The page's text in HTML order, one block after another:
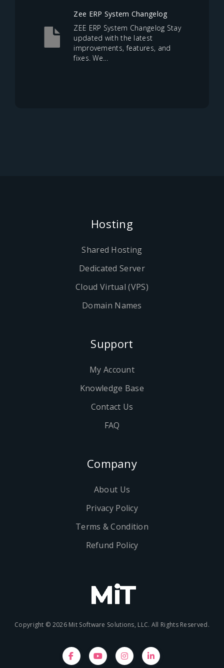
Zee ERP System Changelog
ZEE ERP System Changelog Stay
updated with the latest
improvements, features, and
fixes. We...
Hosting
Shared Hosting
Dedicated Server
Cloud Virtual (VPS)
Domain Names
Support
My Account
Knowledge Base
Contact Us
FAQ
Company
About Us
Privacy Policy
Terms & Condition
Refund Policy
Copyright © 2026 Mit Software Solutions, LLC. All Rights Reserved.